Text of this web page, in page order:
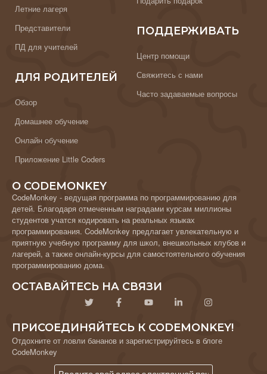
Летние лагеря
Представители
ПД для учителей
ДЛЯ РОДИТЕЛЕЙ
Обзор
Домашнее обучение
Онлайн обучение
Приложение Little Coders
ПОДДЕРЖИВАТЬ
Центр помощи
Свяжитесь с нами
Часто задаваемые вопросы
О CODEMONKEY
CodeMonkey - ведущая программа по программированию для
детей. Благодаря отмеченным наградами курсам миллионы
студентов учатся кодировать на реальных языках
программирования. CodeMonkey предлагает увлекательную и
приятную учебную программу для школ, внешкольных клубов и
лагерей, а также онлайн-курсы для самостоятельного обучения
программированию дома.
ОСТАВАЙТЕСЬ НА СВЯЗИ
ПРИСОЕДИНЯЙТЕСЬ К CODEMONKEY!
Отдохните от ловли бананов и зарегистрируйтесь в блоге
CodeMonkey